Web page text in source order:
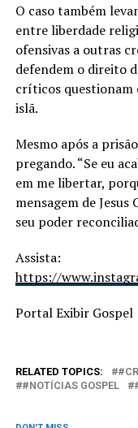
O caso também
entre liberdade
ofensivas a outras
defendem o direito
críticos questionam
islã.
Mesmo após a
pregando. “Se eu
em me libertar,
mensagem de
seu poder
Assista:
https://
Portal Exibir Gospel
RELATED TOPICS:
#NOTÍCIAS GOSPEL